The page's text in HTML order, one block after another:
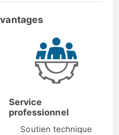
Service
professionnel
Soutien technique